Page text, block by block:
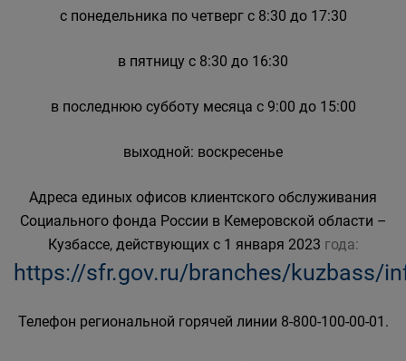
с понедельника по четверг с 8:30 до 17:30
в пятницу с 8:30 до 16:30
в последнюю субботу месяца с 9:00 до 15:00
выходной: воскресенье
Адреса единых офисов клиентского обслуживания
Социального фонда России в Кемеровской области –
Кузбассе, действующих с 1 января 2023 года:
https://sfr.gov.ru/branches/kuzbass/
Телефон региональной горячей линии 8-800-100-00-01.